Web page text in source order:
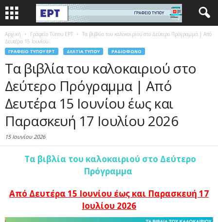
Αρχική Γραφείο Τύπου ΕΡΤ
Τα βιβλία του καλοκαιριού στο Δεύτερο Πρόγραμμα | Από
Δευτέρα 15 Ιουνίου...
ΓΡΑΦΕΊΟ ΤΎΠΟΥ ΕΡΤ ΔΕΛΤΊΑ ΤΎΠΟΥ ΡΑΔΙΌΦΩΝΟ
Τα βιβλία του καλοκαιριού στο
Δεύτερο Πρόγραμμα | Από
Δευτέρα 15 Ιουνίου έως και
Παρασκευή 17 Ιουλίου 2026
15 Ιουνίου 2026
Τα βιβλία του καλοκαιριού στο Δεύτερο
Πρόγραμμα
Από Δευτέρα 15 Ιουνίου έως και Παρασκευή 17
Ιουλίου 2026